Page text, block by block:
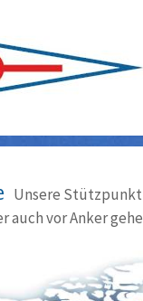
Unsere
auch vor Anker